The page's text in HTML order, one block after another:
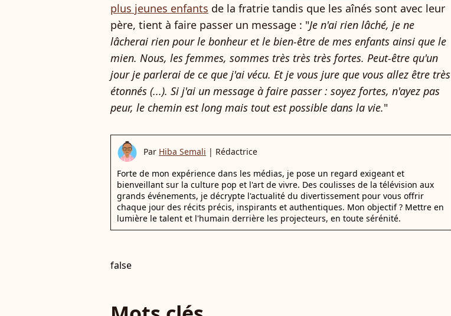
plus jeunes enfants de la fratrie tandis que les aînés sont avec leur
père, tient à faire passer un message : "Je n'ai rien lâché, je ne
lâcherai rien pour le bonheur et le bien-être de mes enfants ainsi que le
mien. Nous, les femmes, sommes très très très fortes. Peut-être qu'un
jour je parlerai de ce que j'ai vécu. Et je vous jure que vous allez être très
étonnés (...). Si j'ai un message à faire passer : soyez fortes, n'ayez pas
peur, le chemin est long mais tout est possible dans la vie."
Par Hiba Semali | Rédactrice
Forte de mon expérience dans les médias, je pose un regard exigeant et
bienveillant sur la culture pop et l'art de vivre. Des coulisses de la télévision aux
grands événements, je décrypte l'actualité du divertissement pour vous offrir
chaque jour des récits précis, inspirants et authentiques. Mon objectif ? Mettre en
lumière le talent et l'humain derrière les projecteurs, en toute sérénité.
false